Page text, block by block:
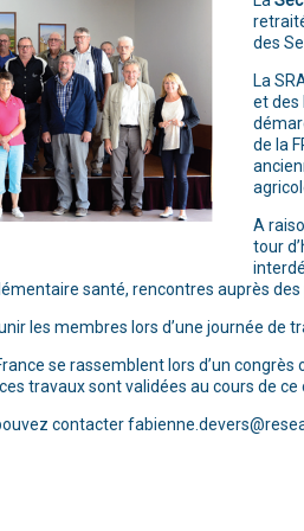
des
La
et des
de la
A
tour
santé, rencontres auprès
les membres lors d’une journée de
se rassemblent lors d’un
travaux sont validées au cours de ce
contacter